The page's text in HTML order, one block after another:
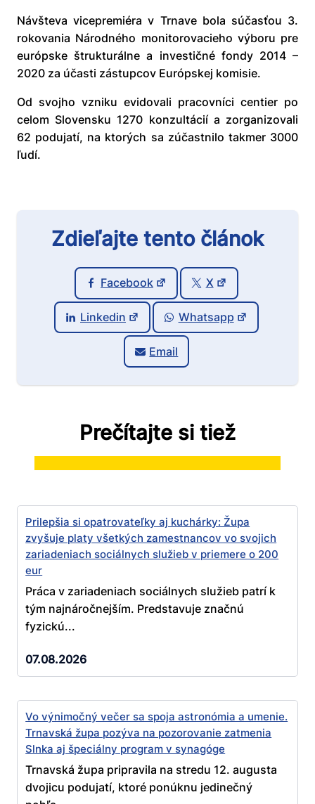
Návšteva vicepremiéra v Trnave bola súčasťou 3.
rokovania Národného monitorovacieho výboru pre
európske štrukturálne a investičné fondy 2014 –
2020 za účasti zástupcov Európskej komisie.
Od svojho vzniku evidovali pracovníci centier po
celom Slovensku 1270 konzultácií a zorganizovali
62 podujatí, na ktorých sa zúčastnilo takmer 3000
ľudí.
Zdieľajte tento článok
Facebook X
Linkedin Whatsapp
Email
Prečítajte si tiež
Prilepšia si opatrovateľky aj kuchárky: Župa
zvyšuje platy všetkých zamestnancov vo svojich
zariadeniach sociálnych služieb v priemere o 200
eur
Práca v zariadeniach sociálnych služieb patrí k
tým najnáročnejším. Predstavuje značnú
fyzickú...
07.08.2026
Vo výnimočný večer sa spoja astronómia a umenie.
Trnavská župa pozýva na pozorovanie zatmenia
Slnka aj špeciálny program v synagóge
Trnavská župa pripravila na stredu 12. augusta
dvojicu podujatí, ktoré ponúknu jedinečný